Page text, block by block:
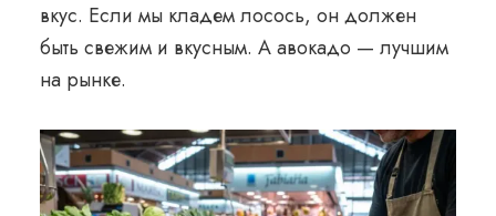
вкус. Если мы кладем лосось, он должен
быть свежим и вкусным. А авокадо — лучшим
на рынке.